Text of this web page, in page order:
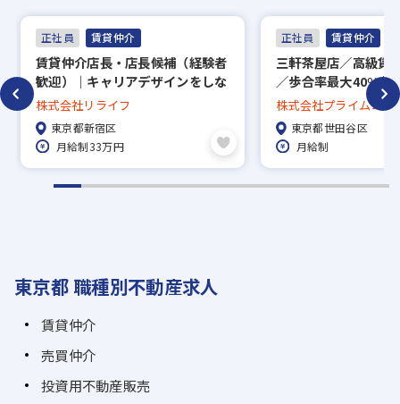
正社員 賃貸仲介
賃貸仲介店長・店長候補（経験者
歓迎）｜キャリアデザインをしな
がら、年収1000万も夢ではあり
ません。
株式会社リライフ
東京都新宿区
月給制33万円
正社員 賃貸仲介
三軒茶屋店／高級賃
／歩合率最大40%超
無し／顧客は富裕層
層／正社員／高歩合
完全反響営業／未経
株式会社プライムコー
東京都世田谷区
月給制
東京都 職種別不動産求人
賃貸仲介
売買仲介
投資用不動産販売